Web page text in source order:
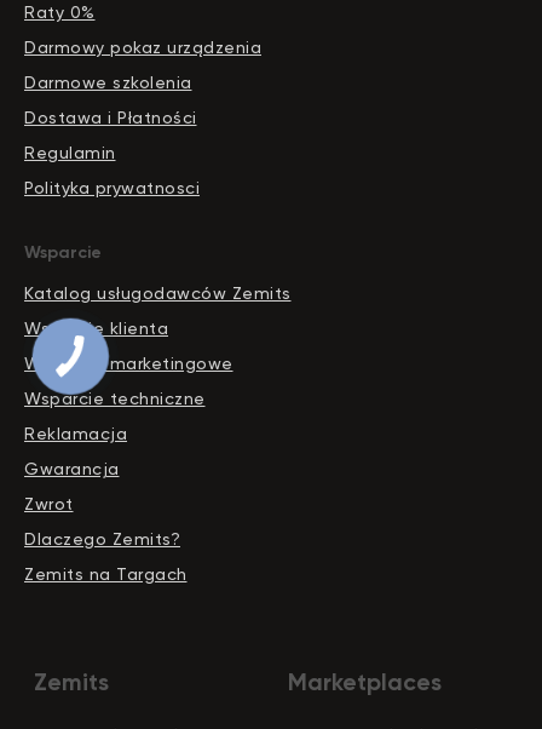
Raty 0%
Darmowy pokaz urządzenia
Darmowe szkolenia
Dostawa i Płatności
Regulamin
Polityka prywatnosci
Wsparcie
Katalog usługodawców Zemits
Wsparcie klienta
Wsparcie marketingowe
Wsparcie techniczne
Reklamacja
Gwarancja
Zwrot
Dlaczego Zemits?
Zemits na Targach
PRZYCISK
KONTAKTU